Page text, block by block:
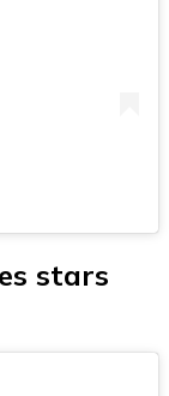
stars